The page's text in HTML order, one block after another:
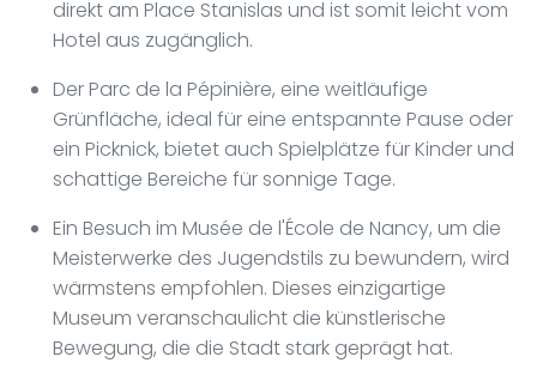
direkt am Place Stanislas und ist somit leicht vom
Hotel aus zugänglich.
Der Parc de la Pépinière, eine weitläufige
Grünfläche, ideal für eine entspannte Pause oder
ein Picknick, bietet auch Spielplätze für Kinder und
schattige Bereiche für sonnige Tage.
Ein Besuch im Musée de l'École de Nancy, um die
Meisterwerke des Jugendstils zu bewundern, wird
wärmstens empfohlen. Dieses einzigartige
Museum veranschaulicht die künstlerische
Bewegung, die die Stadt stark geprägt hat.